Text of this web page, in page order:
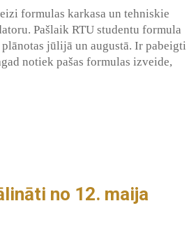
formulas karkasa un tehniskie
Pašlaik RTU studentu formula
jūlijā un augustā. Ir pabeigti
notiek pašas formulas izveide,
no 12. maija